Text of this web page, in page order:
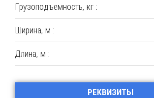
Грузоподъемность, кг :
Ширина, м :
Длина, м :
РЕКВИЗИТЫ